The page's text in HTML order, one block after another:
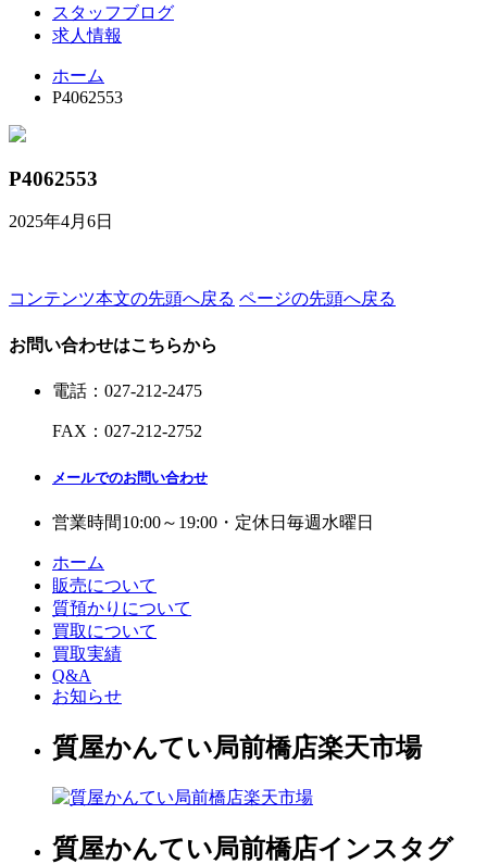
スタッフブログ
求人情報
ホーム
P4062553
P4062553
2025年4月6日
コンテンツ本文の先頭へ戻る ページの先頭へ戻る
お問い合わせはこちらから
電話 ： 027-212-2475
FAX ： 027-212-2752
メールでのお問い合わせ
営業時間10:00～19:00・定休日 毎週水曜日
ホーム
販売について
質預かりについて
買取について
買取実績
Q&A
お知らせ
質屋かんてい局前橋店楽天市場
質屋かんてい局前橋店インスタグ